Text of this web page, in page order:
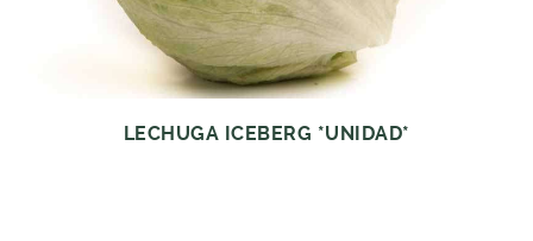
LECHUGA ICEBERG *UNIDAD*